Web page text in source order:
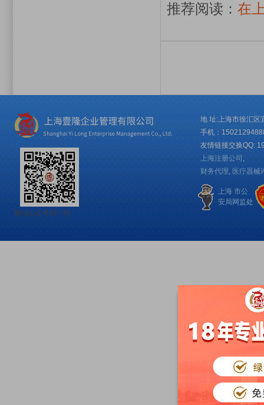
推荐阅读： 在
微信公众号扫一扫
地 址:上海市徐汇区
手机：
友情链接交换QQ:
上海注册公司 ,
财务代理, 医疗器械
上海 市公
安局网监处